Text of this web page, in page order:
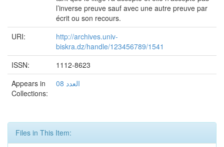
l’inverse preuve sauf avec une autre preuve par
écrit ou son recours.
URI:
http://archives.univ-
biskra.dz/handle/123456789/1541
ISSN:
1112-8623
Appears in
Collections:
العدد 08
Files in This Item: